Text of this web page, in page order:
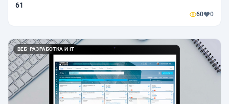
61
60 0
ВЕБ-РАЗРАБОТКА И IT